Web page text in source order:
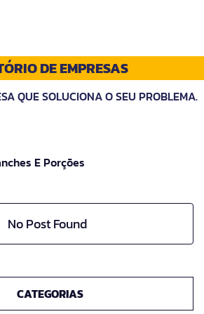
DE EMPRESAS
QUE SOLUCIONA O SEU PROBLEMA.
E Porções
No Post Found
CATEGORIAS